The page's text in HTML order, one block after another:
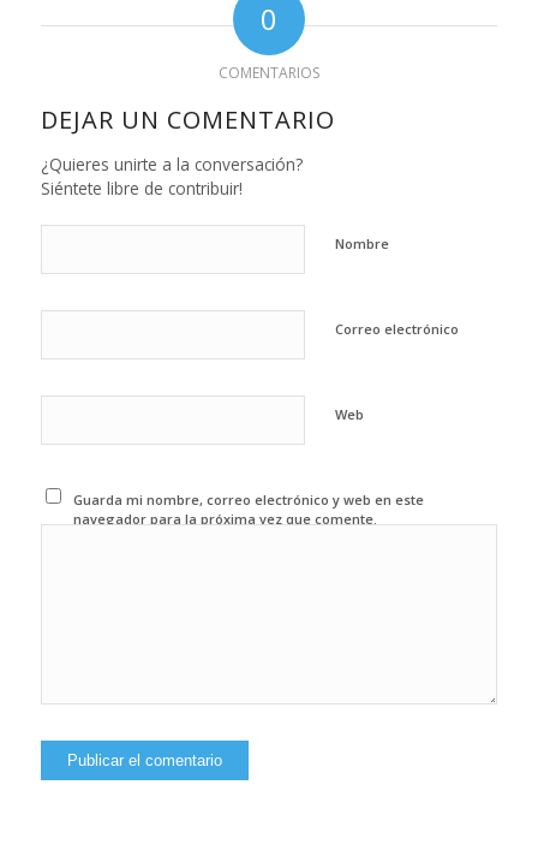
0
COMENTARIOS
DEJAR UN COMENTARIO
¿Quieres unirte a la conversación?
Siéntete libre de contribuir!
Nombre
Correo electrónico
Web
Guarda mi nombre, correo electrónico y web en este
navegador para la próxima vez que comente.